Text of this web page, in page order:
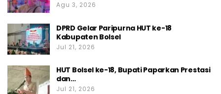
Agu 3, 2026
DPRD Gelar Paripurna HUT ke-18
Kabupaten Bolsel
Jul 21, 2026
HUT Bolsel ke-18, Bupati Paparkan Prestasi
dan…
Jul 21, 2026